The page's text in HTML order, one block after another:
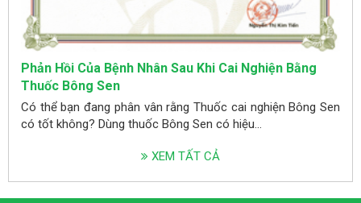
Phản Hồi Của Bệnh Nhân Sau Khi Cai Nghiện Bằng
Thuốc Bông Sen
Có thể bạn đang phân vân rằng Thuốc cai nghiện Bông Sen
có tốt không? Dùng thuốc Bông Sen có hiệu...
XEM TẤT CẢ